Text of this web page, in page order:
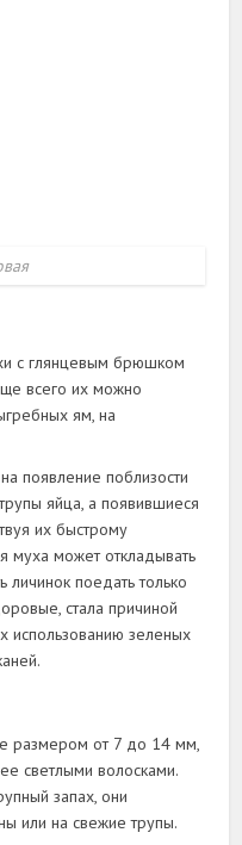
с глянцевым брюшком
всего их можно
ям, на
появление поблизости
яйца, а появившиеся
их быстрому
муха может откладывать
личинок поедать только
стала причиной
использованию зеленых
размером от 7 до 14 мм,
светлыми волосками.
запах, они
или на свежие трупы.